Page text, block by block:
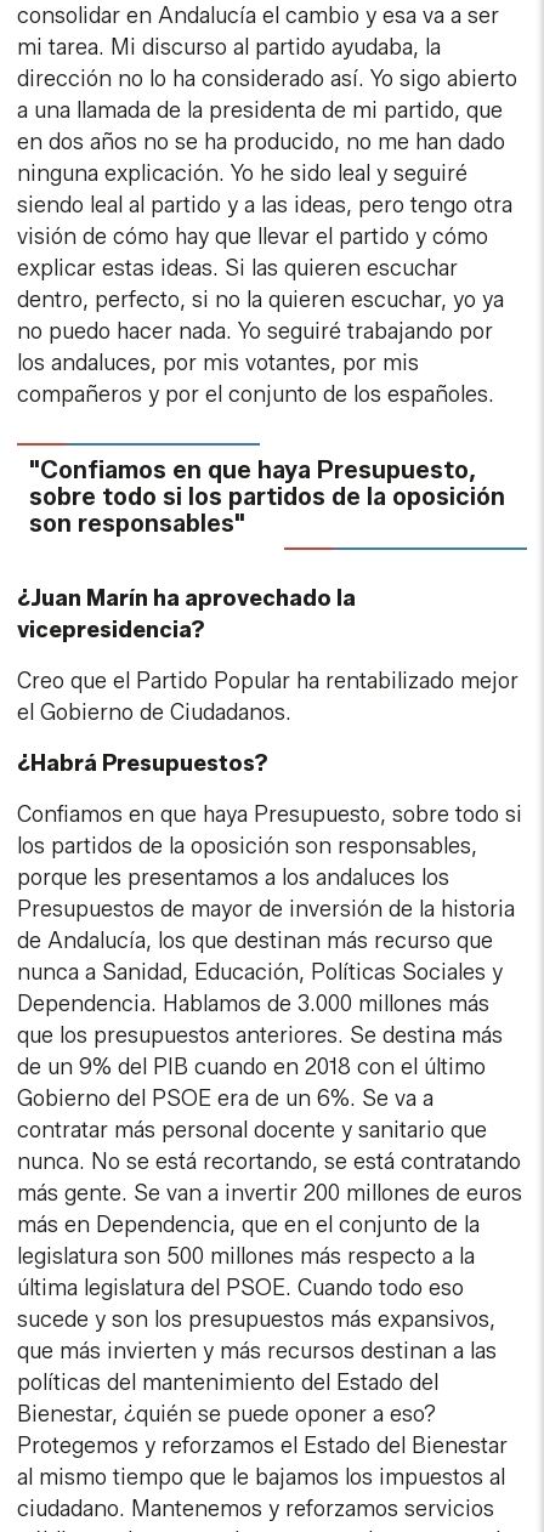
consolidar en Andalucía el cambio y esa va a ser
mi tarea. Mi discurso al partido ayudaba, la
dirección no lo ha considerado así. Yo sigo abierto
a una llamada de la presidenta de mi partido, que
en dos años no se ha producido, no me han dado
ninguna explicación. Yo he sido leal y seguiré
siendo leal al partido y a las ideas, pero tengo otra
visión de cómo hay que llevar el partido y cómo
explicar estas ideas. Si las quieren escuchar
dentro, perfecto, si no la quieren escuchar, yo ya
no puedo hacer nada. Yo seguiré trabajando por
los andaluces, por mis votantes, por mis
compañeros y por el conjunto de los españoles.
"Confiamos en que haya Presupuesto,
sobre todo si los partidos de la oposición
son responsables"
¿Juan Marín ha aprovechado la
vicepresidencia?
Creo que el Partido Popular ha rentabilizado mejor
el Gobierno de Ciudadanos.
¿Habrá Presupuestos?
Confiamos en que haya Presupuesto, sobre todo si
los partidos de la oposición son responsables,
porque les presentamos a los andaluces los
Presupuestos de mayor de inversión de la historia
de Andalucía, los que destinan más recurso que
nunca a Sanidad, Educación, Políticas Sociales y
Dependencia. Hablamos de 3.000 millones más
que los presupuestos anteriores. Se destina más
de un 9% del PIB cuando en 2018 con el último
Gobierno del PSOE era de un 6%. Se va a
contratar más personal docente y sanitario que
nunca. No se está recortando, se está contratando
más gente. Se van a invertir 200 millones de euros
más en Dependencia, que en el conjunto de la
legislatura son 500 millones más respecto a la
última legislatura del PSOE. Cuando todo eso
sucede y son los presupuestos más expansivos,
que más invierten y más recursos destinan a las
políticas del mantenimiento del Estado del
Bienestar, ¿quién se puede oponer a eso?
Protegemos y reforzamos el Estado del Bienestar
al mismo tiempo que le bajamos los impuestos al
ciudadano. Mantenemos y reforzamos servicios